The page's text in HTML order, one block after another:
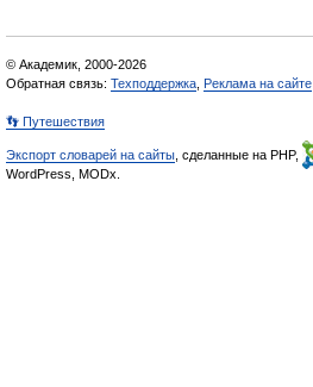
© Академик, 2000-2026
Обратная связь: Техподдержка Реклама на сайте
👣 Путешествия
Экспорт словарей на сайты , сделанные на PHP,
WordPress, MODx.